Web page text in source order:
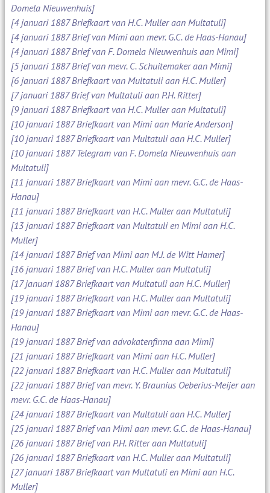
Domela Nieuwenhuis]
[4 januari 1887 Briefkaart van H.C. Muller aan Multatuli]
[4 januari 1887 Brief van Mimi aan mevr. G.C. de Haas-Hanau]
[4 januari 1887 Brief van F. Domela Nieuwenhuis aan Mimi]
[5 januari 1887 Brief van mevr. C. Schuitemaker aan Mimi]
[6 januari 1887 Briefkaart van Multatuli aan H.C. Muller]
[7 januari 1887 Brief van Multatuli aan P.H. Ritter]
[9 januari 1887 Briefkaart van H.C. Muller aan Multatuli]
[10 januari 1887 Briefkaart van Mimi aan Marie Anderson]
[10 januari 1887 Briefkaart van Multatuli aan H.C. Muller]
[10 januari 1887 Telegram van F. Domela Nieuwenhuis aan
Multatuli]
[11 januari 1887 Briefkaart van Mimi aan mevr. G.C. de Haas-
Hanau]
[11 januari 1887 Briefkaart van H.C. Muller aan Multatuli]
[13 januari 1887 Briefkaart van Multatuli en Mimi aan H.C.
Muller]
[14 januari 1887 Brief van Mimi aan M.J. de Witt Hamer]
[16 januari 1887 Brief van H.C. Muller aan Multatuli]
[17 januari 1887 Briefkaart van Multatuli aan H.C. Muller]
[19 januari 1887 Briefkaart van H.C. Muller aan Multatuli]
[19 januari 1887 Briefkaart van Mimi aan mevr. G.C. de Haas-
Hanau]
[19 januari 1887 Brief van advokatenfirma aan Mimi]
[21 januari 1887 Briefkaart van Mimi aan H.C. Muller]
[22 januari 1887 Briefkaart van H.C. Muller aan Multatuli]
[22 januari 1887 Brief van mevr. Y. Braunius Oeberius-Meijer aan
mevr. G.C. de Haas-Hanau]
[24 januari 1887 Briefkaart van Multatuli aan H.C. Muller]
[25 januari 1887 Brief van Mimi aan mevr. G.C. de Haas-Hanau]
[26 januari 1887 Brief van P.H. Ritter aan Multatuli]
[26 januari 1887 Briefkaart van H.C. Muller aan Multatuli]
[27 januari 1887 Briefkaart van Multatuli en Mimi aan H.C.
Muller]